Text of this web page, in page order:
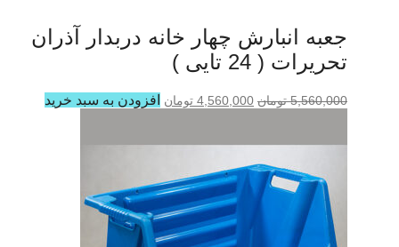
جعبه انبارش چهار خانه دربدار آذران
تحریرات ( 24 تایی )
5,560,000 تومان 4,560,000 تومان افزودن به سبد خرید